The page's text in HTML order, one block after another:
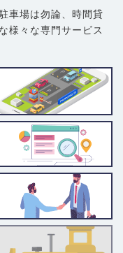
車場は勿論、 時間貸
様々な専門サービス